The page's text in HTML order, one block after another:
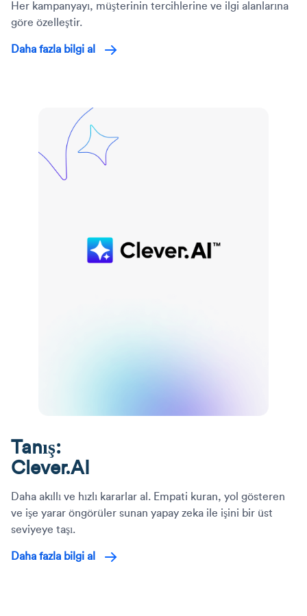
Her kampanyayı, müşterinin tercihlerine ve ilgi alanlarına
göre özelleştir.
Daha fazla bilgi al
Tanış:
Clever.AI
Daha akıllı ve hızlı kararlar al. Empati kuran, yol gösteren
ve işe yarar öngörüler sunan yapay zeka ile işini bir üst
seviyeye taşı.
Daha fazla bilgi al